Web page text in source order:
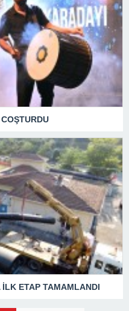
ETAP TAMAMLANDI